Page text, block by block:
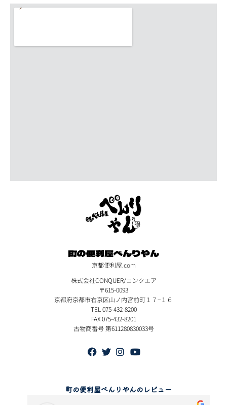
町の便利屋べんりやん
京都便利屋.com
株式会社CONQUER/コンクエア
〒615-0093
京都府京都市右京区山ノ内宮前町１７−１６
TEL 075-432-8200
FAX 075-432-8201
古物商番号 第611280830033号
町の便利屋べんりやんのレビュー